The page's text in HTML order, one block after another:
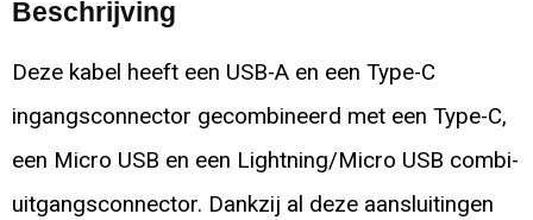
Beschrijving
Deze kabel heeft een USB-A en een Type-C
ingangsconnector gecombineerd met een Type-C,
een Micro USB en een Lightning/Micro USB combi-
uitgangsconnector. Dankzij al deze aansluitingen